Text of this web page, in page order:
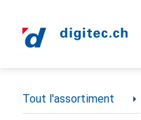
Navigation par catégorie
Tout l'assortiment